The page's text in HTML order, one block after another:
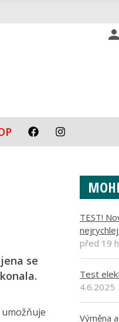
se
TEST!
před 19
Test
4.6.2025
Výměna